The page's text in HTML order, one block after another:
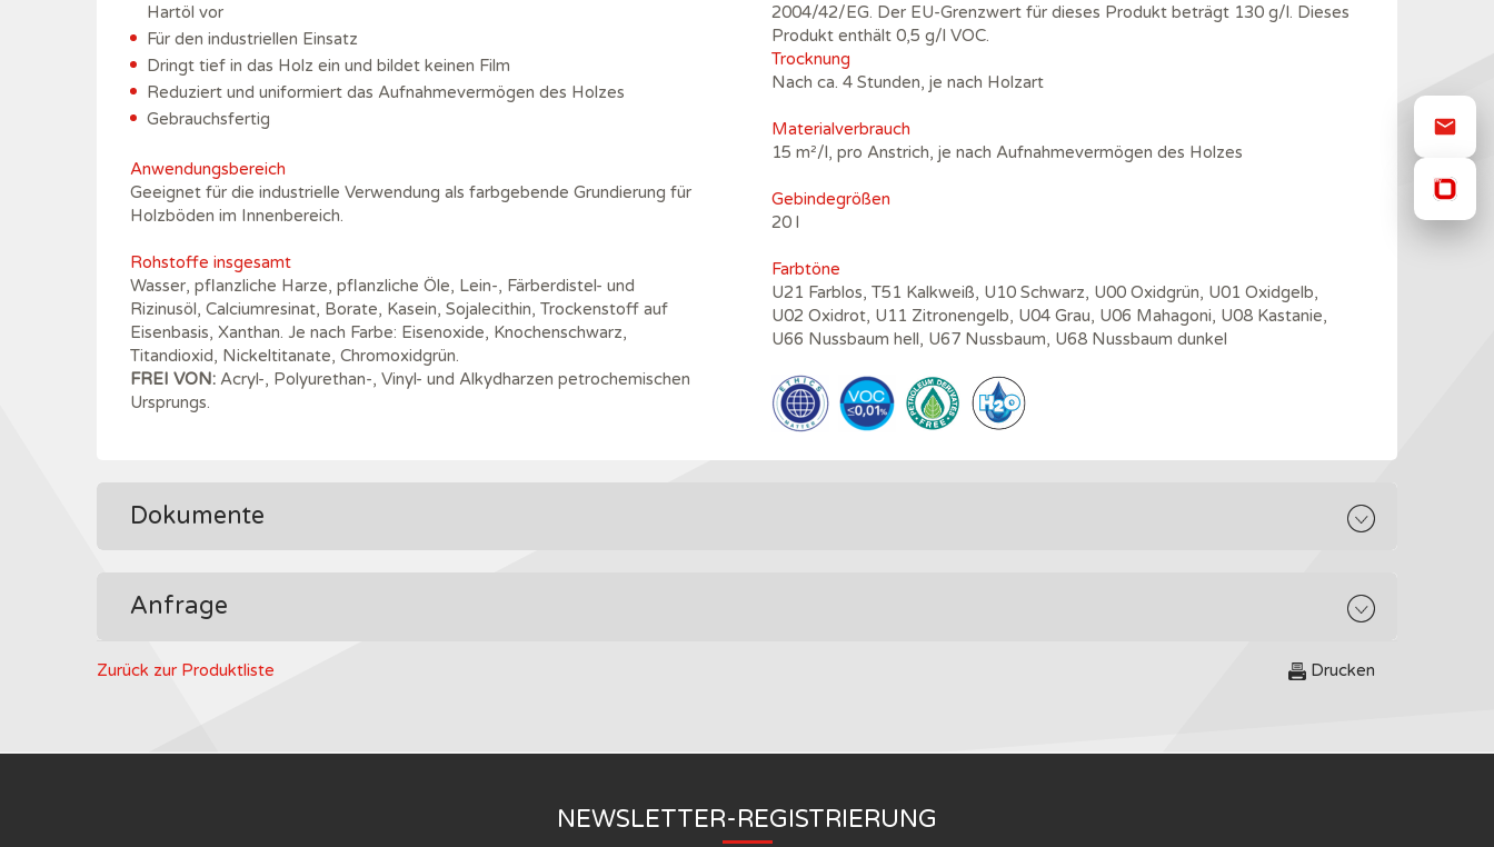
Hartöl vor
Für den industriellen Einsatz
Dringt tief in das Holz ein und bildet keinen Film
Reduziert und uniformiert das Aufnahmevermögen des Holzes
Gebrauchsfertig
Anwendungsbereich
Geeignet für die industrielle Verwendung als farbgebende Grundierung für
Holzböden im Innenbereich.
Rohstoffe insgesamt
Wasser, pflanzliche Harze, pflanzliche Öle, Lein-, Färberdistel- und
Rizinusöl, Calciumresinat, Borate, Kasein, Sojalecithin, Trockenstoff auf
Eisenbasis, Xanthan. Je nach Farbe: Eisenoxide, Knochenschwarz,
Titandioxid, Nickeltitanate, Chromoxidgrün.
FREI VON: Acryl-, Polyurethan-, Vinyl- und Alkydharzen petrochemischen
Ursprungs.
2004/42/EG. Der EU-Grenzwert für dieses Produkt beträgt 130 g/l. Dieses
Produkt enthält 0,5 g/l VOC.
Trocknung
Nach ca. 4 Stunden, je nach Holzart
Materialverbrauch
15 m²/l, pro Anstrich, je nach Aufnahmevermögen des Holzes
Gebindegrößen
20 l
Farbtöne
U21 Farblos, T51 Kalkweiß, U10 Schwarz, U00 Oxidgrün, U01 Oxidgelb,
U02 Oxidrot, U11 Zitronengelb, U04 Grau, U06 Mahagoni, U08 Kastanie,
U66 Nussbaum hell, U67 Nussbaum, U68 Nussbaum dunkel
Dokumente
Anfrage
Zurück zur Produktliste Drucken
NEWSLETTER-REGISTRIERUNG